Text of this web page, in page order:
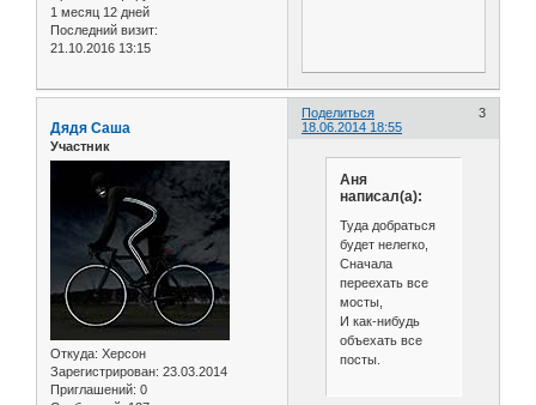
1 месяц 12 дней
Последний визит:
21.10.2016 13:15
Поделиться
3
18.06.2014 18:55
Дядя Саша
Участник
Откуда: Херсон
Зарегистрирован: 23.03.2014
Приглашений: 0
Аня
написал(а):
Туда добраться
будет нелегко,
Сначала
переехать все
мосты,
И как-нибудь
объехать все
посты.